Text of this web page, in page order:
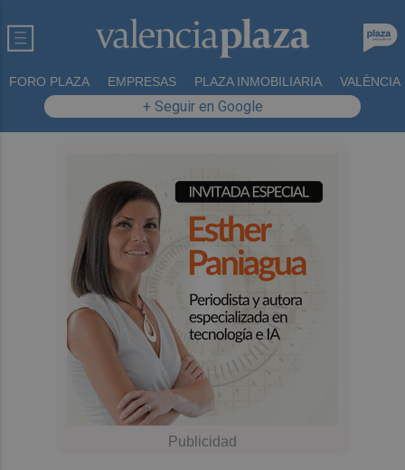
FORO PLAZA EMPRESAS PLAZA INMOBILIARIA VALÈNCIA
+ Seguir en Google